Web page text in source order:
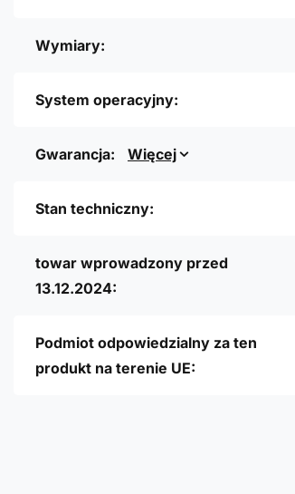
Wymiary:
System operacyjny:
Gwarancja: Więcej
Stan techniczny:
towar wprowadzony przed
13.12.2024:
Podmiot odpowiedzialny za ten
produkt na terenie UE: